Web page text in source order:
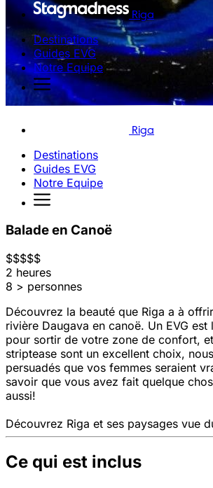
Riga
Destinations
Guides EVG
Notre Equipe
Riga
Destinations
Guides EVG
Notre Equipe
Balade en Canoë
$$$$$
2 heures
8 > personnes
Découvrez la beauté que Riga a à
rivière Daugava en canoë. Un EVG est
pour sortir de votre zone de confort,
striptease sont un excellent choix,
persuadés que vos femmes seraient
savoir que vous avez fait quelque
aussi!
Découvrez Riga et ses paysages vue
Ce qui est inclus